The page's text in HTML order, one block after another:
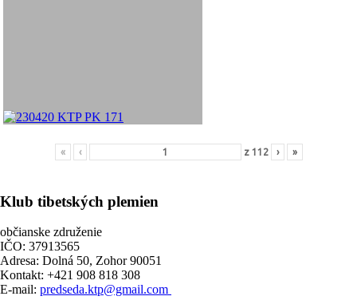
« ‹ z 112 › »
Klub tibetských plemien
občianske združenie
IČO: 37913565
Adresa: Dolná 50, Zohor 90051
Kontakt: +421 908 818 308
E-mail: predseda.ktp@gmail.com